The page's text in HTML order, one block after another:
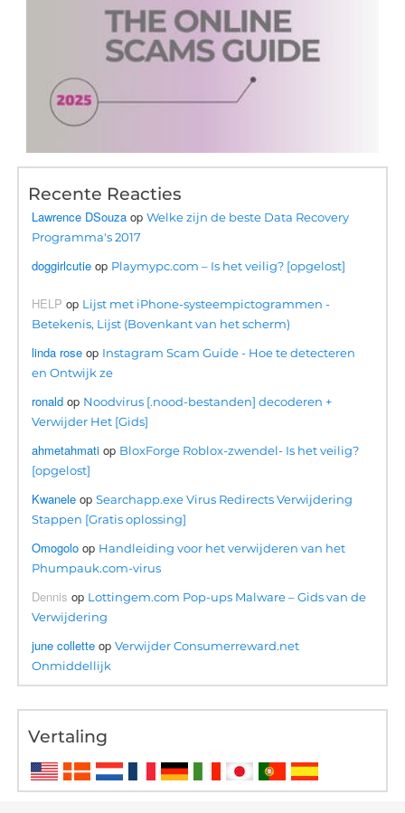
Recente Reacties
Lawrence DSouza opWelke zijn de beste Data Recovery
Programma's 2017
doggirlcutie op Playmypc.com – Is het veilig? [opgelost]
HELP op Lijst met iPhone-systeempictogrammen -
Betekenis, Lijst (Bovenkant van het scherm)
linda rose op Instagram Scam Guide - Hoe te detecteren
en Ontwijk ze
ronald op Noodvirus [.nood-bestanden] decoderen +
Verwijder Het [Gids]
ahmetahmati op BloxForge Roblox-zwendel- Is het veilig?
[opgelost]
Kwanele opSearchapp.exe Virus Redirects Verwijdering
Stappen [Gratis oplossing]
Omogolo op Handleiding voor het verwijderen van het
Phumpauk.com-virus
Dennis op Lottingem.com Pop-ups Malware – Gids van de
Verwijdering
june collette opVerwijder Consumerreward.net
Onmiddellijk
Vertaling